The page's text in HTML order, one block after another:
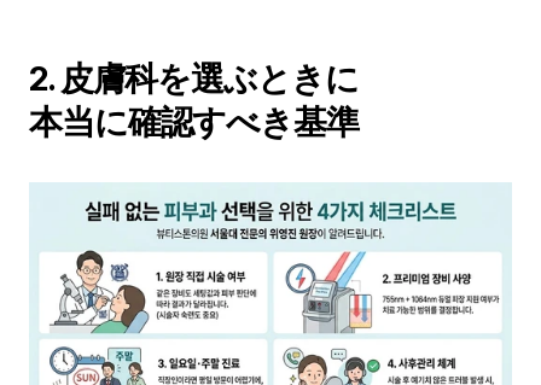
2. 皮膚科を選ぶときに
本当に確認すべき基準